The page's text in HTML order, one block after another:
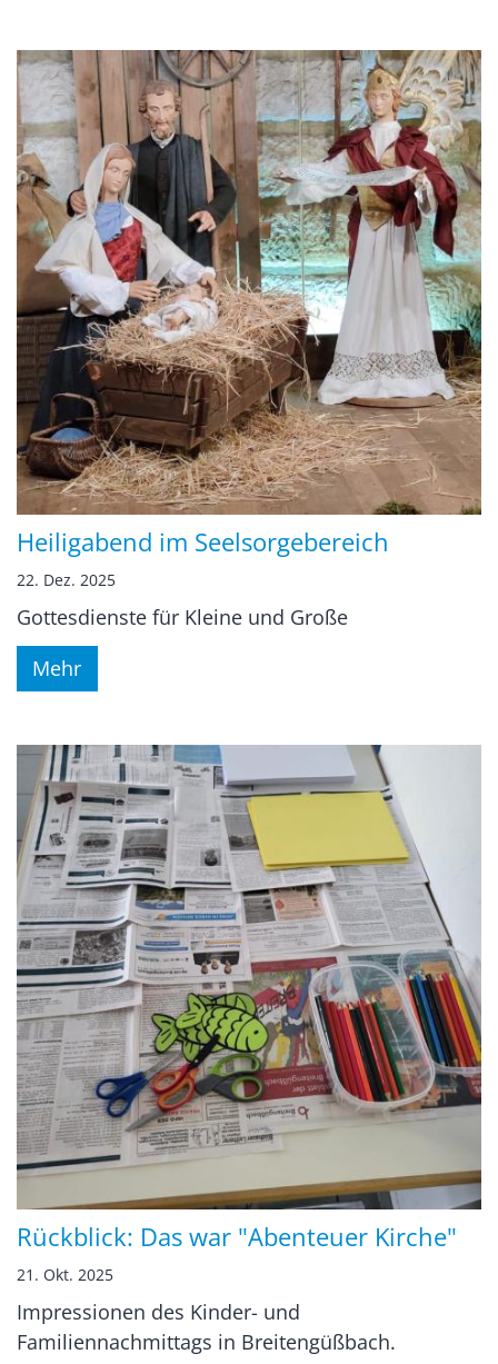
Heiligabend im Seelsorgebereich
22. Dez. 2025
Gottesdienste für Kleine und Große
Mehr
Rückblick: Das war "Abenteuer Kirche"
21. Okt. 2025
Impressionen des Kinder- und
Familiennachmittags in Breitengüßbach.